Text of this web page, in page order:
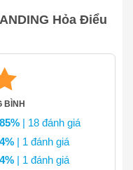
Hỏa Điểu
BÌNH
85% | 18 đánh giá
4% | 1 đánh giá
4% | 1 đánh giá